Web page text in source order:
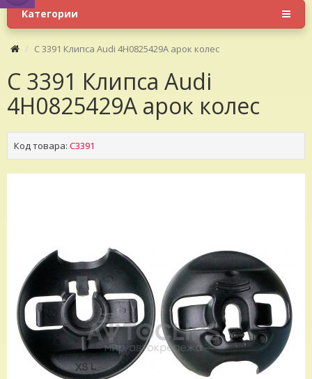
Категории
C 3391 Клипса Audi 4H0825429A арок колес
C 3391 Клипса Audi
4H0825429A арок колес
Код товара: C3391